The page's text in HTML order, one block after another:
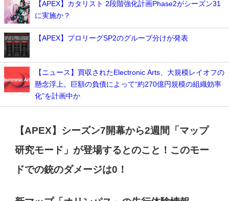
【APEX】カタリスト 2段階強化計画Phase2がシーズン31
に実施か？
【APEX】プロリーグSP2のグループ分けが発表
【ニュース】買収されたElectronic Arts、大規模レイオフの
懸念浮上。巨額の負債によって“約270億円規模の組織効率
化”を計画中か
【APEX】シーズン7開幕から2週間「マップ
研究モード」が登場するとのこと！このモー
ドでの銃のダメージは0！